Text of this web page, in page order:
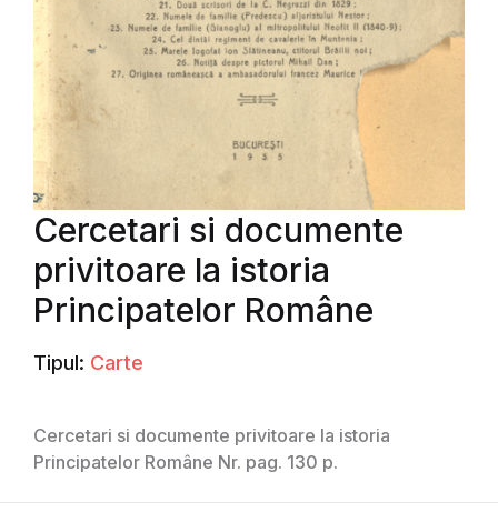
Cercetari si documente
privitoare la istoria
Principatelor Române
Tipul: Carte
Cercetari si documente privitoare la istoria
Principatelor Române Nr. pag. 130 p.